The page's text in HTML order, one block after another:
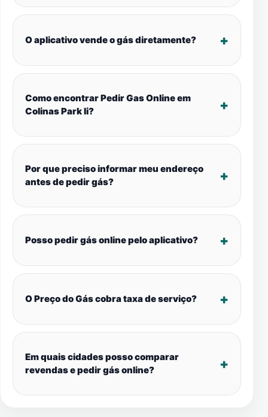
O aplicativo vende o gás diretamente?
Como encontrar Pedir Gas Online em
Colinas Park Ii?
Por que preciso informar meu endereço
antes de pedir gás?
Posso pedir gás online pelo aplicativo?
O Preço do Gás cobra taxa de serviço?
Em quais cidades posso comparar
revendas e pedir gás online?